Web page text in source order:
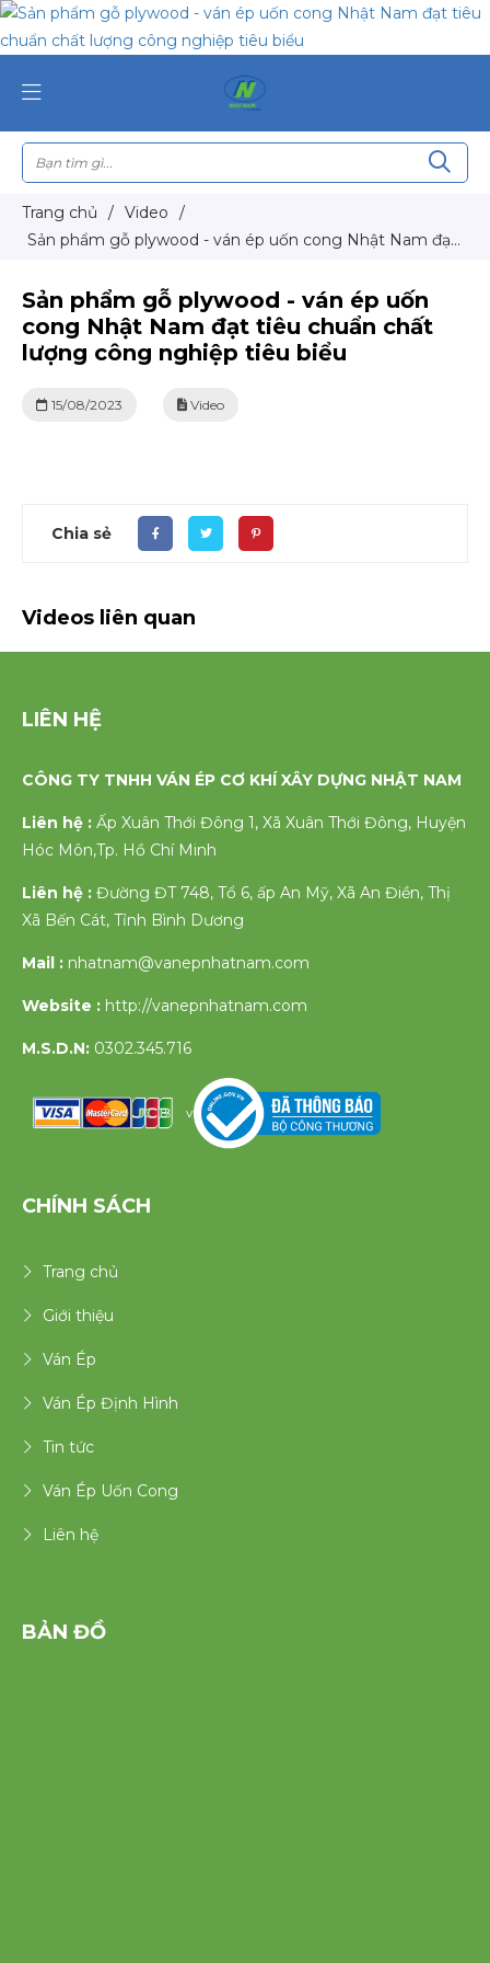
Trang chủ / Video
/
Sản phẩm gỗ plywood - ván ép uốn cong Nhật Nam đạt
Sản phẩm gỗ plywood - ván ép uốn
cong Nhật Nam đạt tiêu chuẩn chất
lượng công nghiệp tiêu biểu
15/08/2023 Video
Chia sẻ
Videos liên quan
LIÊN HỆ
CÔNG TY TNHH VÁN ÉP CƠ KHÍ XÂY DỰNG NHẬT NAM
Liên hệ : Ấp Xuân Thới Đông 1, Xã Xuân Thới Đông, Huyện
Hóc Môn,Tp. Hồ Chí Minh
Liên hệ : Đường ĐT 748, Tổ 6, ấp An Mỹ, Xã An Điền, Thị
Xã Bến Cát, Tỉnh Bình Dương
Mail : nhatnam@vanepnhatnam.com
Website : http://vanepnhatnam.com
M.S.D.N: 0302.345.716
v
CHÍNH SÁCH
Trang chủ
Giới thiệu
Ván Ép
Ván Ép Định Hình
Tin tức
Ván Ép Uốn Cong
Liên hệ
BẢN ĐỒ